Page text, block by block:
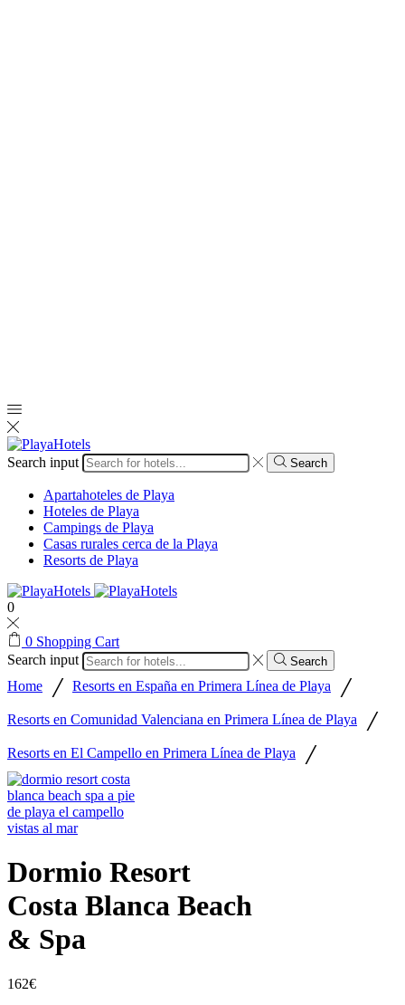
Search input Search
Apartahoteles de Playa
Hoteles de Playa
Campings de Playa
Casas rurales cerca de la Playa
Resorts de Playa
0
0 Shopping Cart
Search input
Search
Home / Resorts en España en Primera Línea de Playa /
Resorts en Comunidad Valenciana en Primera Línea de Playa /
Resorts en El Campello en Primera Línea de Playa /
Dormio Resort
Costa Blanca Beach
& Spa
162€